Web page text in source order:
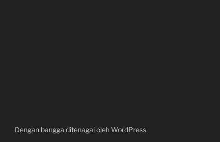
Dengan bangga ditenagai oleh WordPress